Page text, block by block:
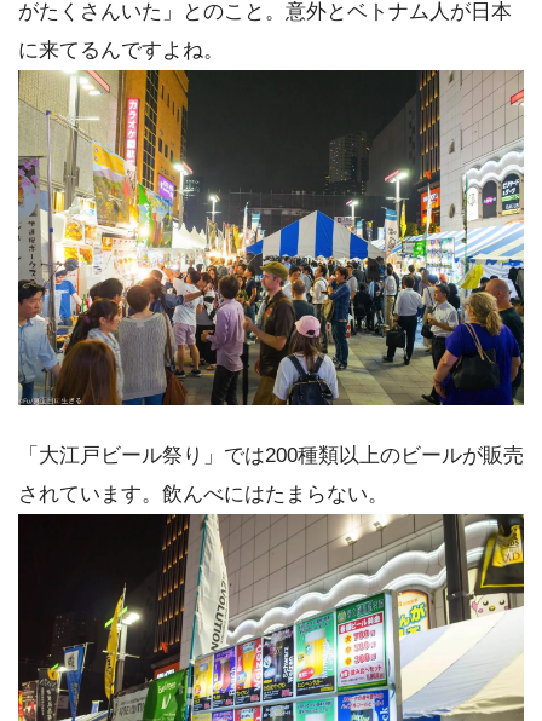
がたくさんいた」とのこと。意外とベトナム人が日本
に来てるんですよね。
「大江戸ビール祭り」では200種類以上のビールが販売
されています。飲んべにはたまらない。